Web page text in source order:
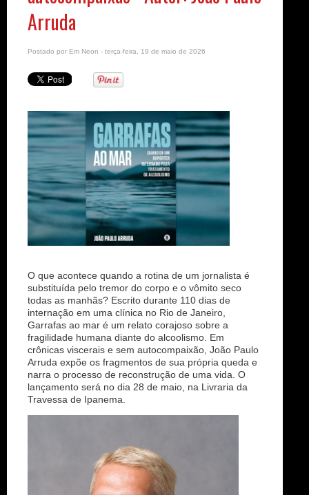
n
Arruda
Postado por Em Neon - terça-feira, 19 de maio de 2026
O que acontece quando a rotina de um jornalista é
substituída pelo tremor do corpo e o vômito seco
todas as manhãs? Escrito durante 110 dias de
internação em uma clínica no Rio de Janeiro,
Garrafas ao mar é um relato corajoso sobre a
fragilidade humana diante do alcoolismo. Em
crônicas viscerais e sem autocompaixão, João Paulo
Arruda expõe os fragmentos de sua própria queda e
narra o processo de reconstrução de uma vida. O
lançamento será no dia 28 de maio, na Livraria da
Travessa de Ipanema.